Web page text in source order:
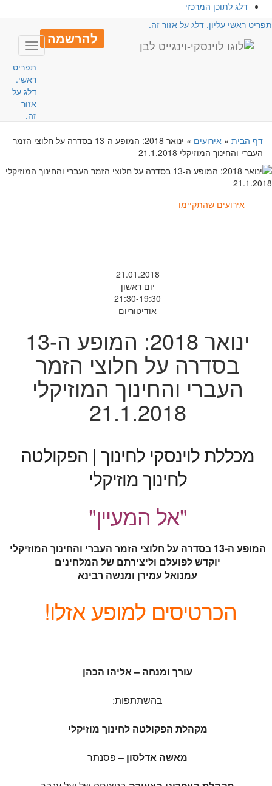
דלג לתוכן המרכזי
ראשי עליון. דלג על אזור זה.
להרשמה
Toggle
תפריט
ראשי.
דלג על
אזור
זה.
דף הבית» אירועים»
ינואר 2018: המופע ה-13 בסדרה על חלוצי הזמר
העברי והחינוך המוזיקלי 21.1.2018
אירועים שהתקיימו
21.01.2018
יום ראשון
21:30-19:30
אודיטוריום
ינואר 2018: המופע ה-13
בסדרה על חלוצי הזמר
העברי והחינוך המוזיקלי
21.1.2018
מכללת לוינסקי לחינוך | הפקולטה
לחינוך מוזיקלי
"אל המעיין"
המופע ה-13 בסדרה על חלוצי הזמר העברי והחינוך המוזיקלי
יוקדש לפועלם וליצירתם של המלחינים
עמנואל עמירן ומנשה רבינא
הכרטיסים למופע אזלו!
עורך ומנחה – אליהו הכהן
בהשתתפות:
מקהלת הפקולטה לחינוך מוזיקלי
מאשה אדלסון– פסנתר